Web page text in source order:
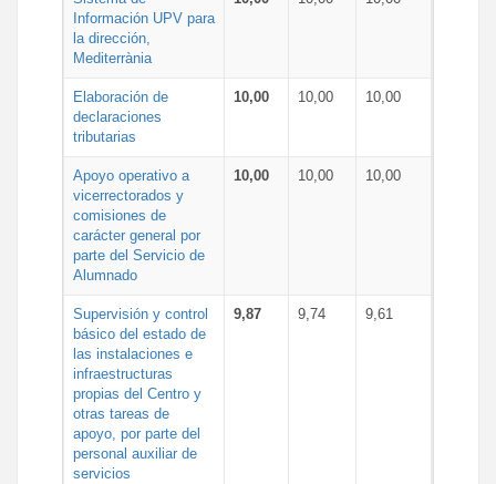
Información UPV para
la dirección,
Mediterrània
Elaboración de
declaraciones
tributarias
10,00 10,00 10,00
Apoyo operativo a
vicerrectorados y
comisiones de
carácter general por
parte del Servicio de
Alumnado
10,00 10,00 10,00
Supervisión y control
básico del estado de
las instalaciones e
infraestructuras
propias del Centro y
otras tareas de
apoyo, por parte del
personal auxiliar de
servicios
9,87 9,74 9,61